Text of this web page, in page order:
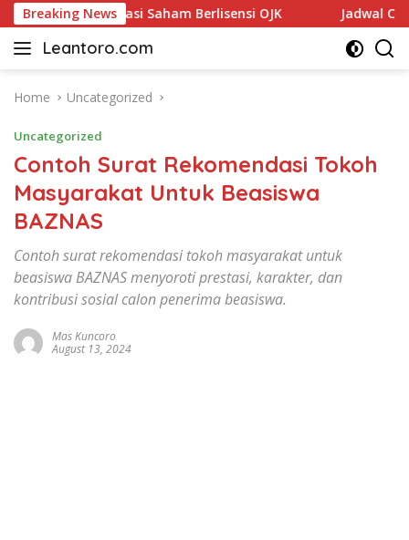
Skip
to
content
Breaking News
Aplikasi Saham Berlisensi OJK Jadwal Cum
Leantoro.com
Jasa
Artikel,
dan
Digital
Marketing
–
Ciptakan
Membangun
Citra
Home Uncategorized
Uncategorized
Contoh Surat Rekomendasi Tokoh
Masyarakat Untuk Beasiswa
BAZNAS
Contoh surat rekomendasi tokoh masyarakat untuk
beasiswa BAZNAS menyoroti prestasi, karakter, dan
kontribusi sosial calon penerima beasiswa.
Mas Kuncoro
August 13, 2024